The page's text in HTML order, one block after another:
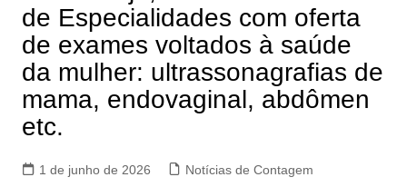
de Especialidades com oferta
de exames voltados à saúde
da mulher: ultrassonagrafias de
mama, endovaginal, abdômen
etc.
1 de junho de 2026 Notícias de Contagem